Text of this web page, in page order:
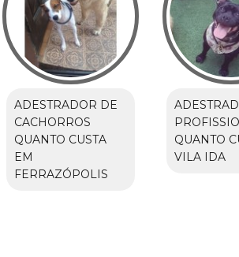
ADESTRADOR DE
CACHORROS
QUANTO CUSTA
EM
FERRAZÓPOLIS
QUANTO
VILA IDA